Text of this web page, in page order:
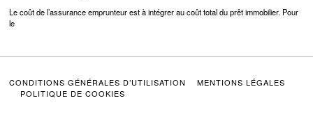
Le coût de l’assurance emprunteur est à intégrer au coût total du prêt immobilier. Pour
le
CONDITIONS GÉNÉRALES D’UTILISATION
MENTIONS LÉGALES
POLITIQUE DE COOKIES